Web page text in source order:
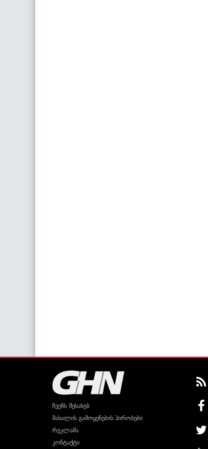
ჩვენს შესახებ
მასალის გამოყენების პირობები
რეკლამა
კონტაქტი